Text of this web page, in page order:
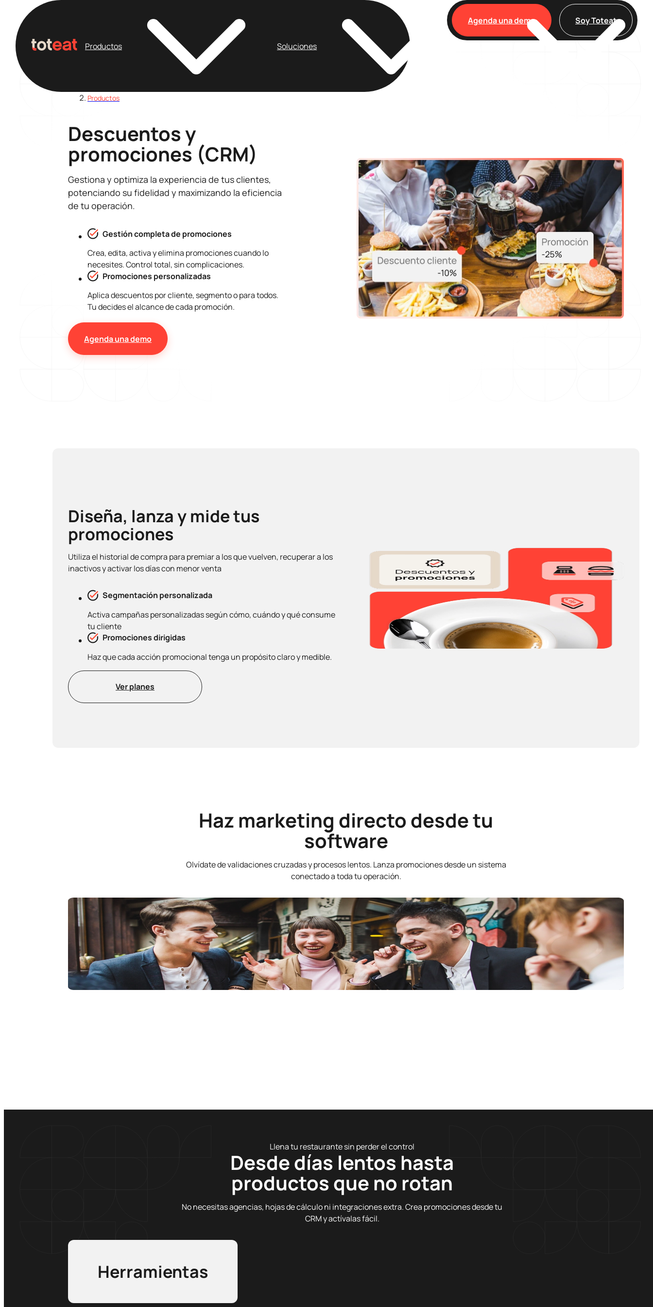
Productos Soluciones
Agenda una demo Soy Toteat
Productos
Descuentos y
promociones (CRM)
Gestiona y optimiza la experiencia de tus clientes,
potenciando su fidelidad y maximizando la eficiencia
de tu operación.
Gestión completa de promociones
Crea, edita, activa y elimina promociones cuando lo
necesites. Control total, sin complicaciones.
Promociones personalizadas
Aplica descuentos por cliente, segmento o para todos.
Tu decides el alcance de cada promoción.
Agenda una demo
Diseña, lanza y mide tus
promociones
Utiliza el historial de compra para premiar a los que vuelven, recuperar a los
inactivos y activar los días con menor venta
Segmentación personalizada
Activa campañas personalizadas según cómo, cuándo y qué consume
tu cliente
Promociones dirigidas
Haz que cada acción promocional tenga un propósito claro y medible.
Ver planes
Haz marketing directo desde tu
software
Olvídate de validaciones cruzadas y procesos lentos. Lanza promociones desde un sistema
conectado a toda tu operación.
Llena tu restaurante sin perder el control
Desde días lentos hasta
productos que no rotan
No necesitas agencias, hojas de cálculo ni integraciones extra. Crea promociones desde tu
CRM y actívalas fácil.
Herramientas